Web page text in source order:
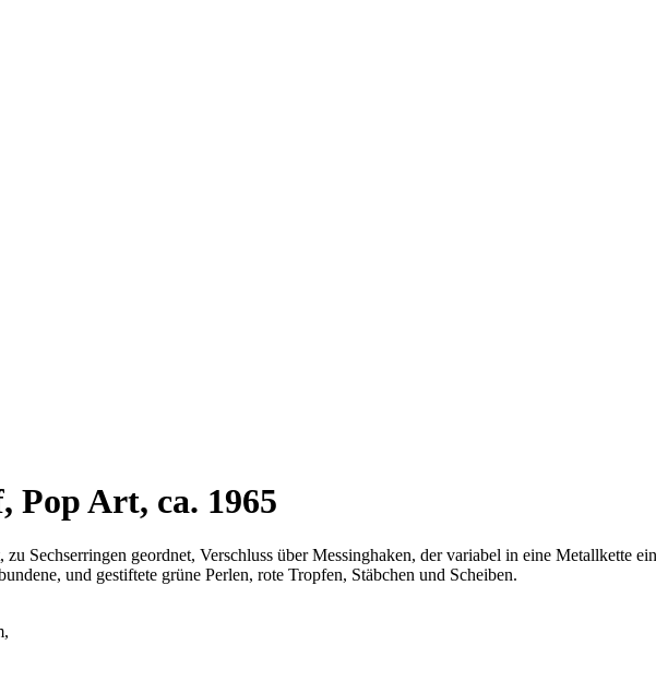
Pop Art, ca. 1965
Sechserringen geordnet, Verschluss über Messinghaken, der variabel in eine Metallkette
und gestiftete grüne Perlen, rote Tropfen, Stäbchen und Scheiben.